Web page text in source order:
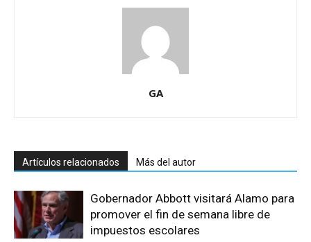
GA
Artículos relacionados Más del autor
Gobernador Abbott visitará Alamo para
promover el fin de semana libre de
impuestos escolares